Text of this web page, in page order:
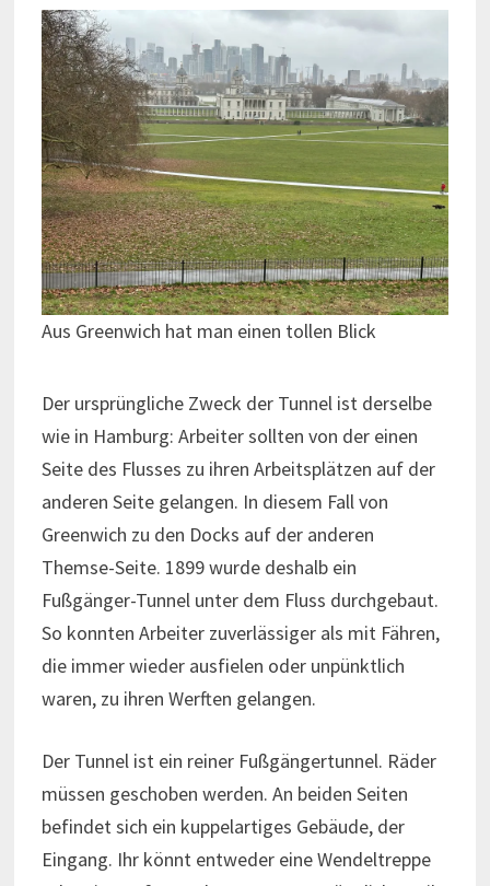
Aus Greenwich hat man einen tollen Blick
Der ursprüngliche Zweck der Tunnel ist derselbe
wie in Hamburg: Arbeiter sollten von der einen
Seite des Flusses zu ihren Arbeitsplätzen auf der
anderen Seite gelangen. In diesem Fall von
Greenwich zu den Docks auf der anderen
Themse-Seite. 1899 wurde deshalb ein
Fußgänger-Tunnel unter dem Fluss durchgebaut.
So konnten Arbeiter zuverlässiger als mit Fähren,
die immer wieder ausfielen oder unpünktlich
waren, zu ihren Werften gelangen.
Der Tunnel ist ein reiner Fußgängertunnel. Räder
müssen geschoben werden. An beiden Seiten
befindet sich ein kuppelartiges Gebäude, der
Eingang. Ihr könnt entweder eine Wendeltreppe